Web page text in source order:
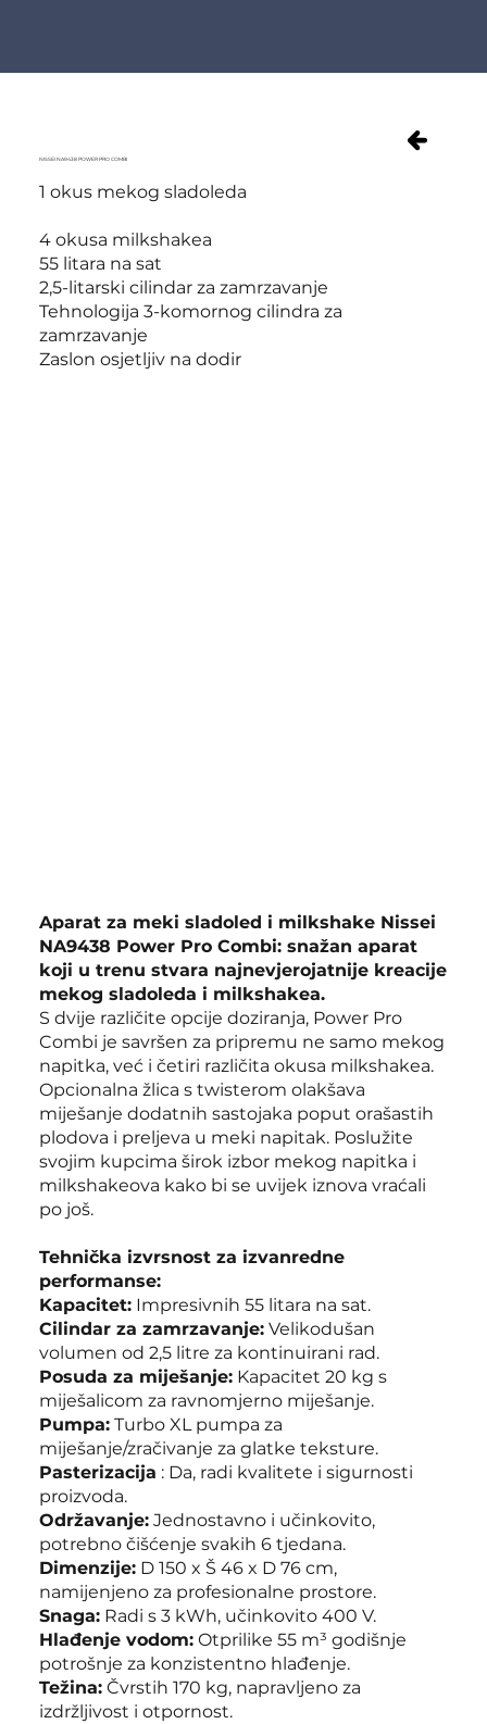
NISSEI NA9438 POWER PRO COMBI
1 okus mekog sladoleda
4 okusa milkshakea
55 litara na sat
2,5-litarski cilindar za zamrzavanje
Tehnologija 3-komornog cilindra za
zamrzavanje
Zaslon osjetljiv na dodir
Aparat za meki sladoled i milkshake Nissei
NA9438 Power Pro Combi: snažan aparat
koji u trenu stvara najnevjerojatnije kreacije
mekog sladoleda i milkshakea.
S dvije različite opcije doziranja, Power Pro
Combi je savršen za pripremu ne samo mekog
napitka, već i četiri različita okusa milkshakea.
Opcionalna žlica s twisterom olakšava
miješanje dodatnih sastojaka poput orašastih
plodova i preljeva u meki napitak. Poslužite
svojim kupcima širok izbor mekog napitka i
milkshakeova kako bi se uvijek iznova vraćali
po još.
Tehnička izvrsnost za izvanredne
performanse:
Kapacitet:Impresivnih 55 litara na sat.
Cilindar za zamrzavanje:Velikodušan
volumen od 2,5 litre za kontinuirani rad.
Posuda za miješanje:Kapacitet 20 kg s
miješalicom za ravnomjerno miješanje.
Pumpa:Turbo XL pumpa za
miješanje/zračivanje za glatke teksture.
Pasterizacija : Da, radi kvalitete i sigurnosti
proizvoda.
Održavanje:Jednostavno i učinkovito,
potrebno čišćenje svakih 6 tjedana.
Dimenzije:D 150 x Š 46 x D 76 cm,
namijenjeno za profesionalne prostore.
Snaga:Radi s 3 kWh, učinkovito 400 V.
Hlađenje vodom:Otprilike 55 m³ godišnje
potrošnje za konzistentno hlađenje.
Težina:Čvrstih 170 kg, napravljeno za
izdržljivost i otpornost.